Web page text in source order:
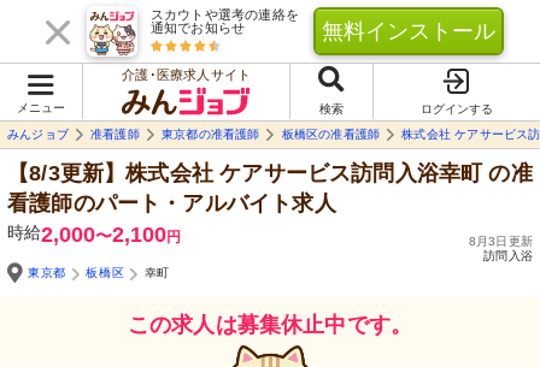
スカウトや選考の連絡を
通知でお知らせ
無料インストール
メニュー
介護･医療求人サイト
検索
ログインする
みんジョブ
准看護師 東京都の准看護師 板橋区の准看護師 株式会社 ケアサービス
【8/3更新】株式会社 ケアサービス訪問入浴幸町の准
看護師のパート・アルバイト求人
時給2,000〜2,100円
8月3日更新
訪問入浴
東京都
板橋区 幸町
この求人は募集休止中です。